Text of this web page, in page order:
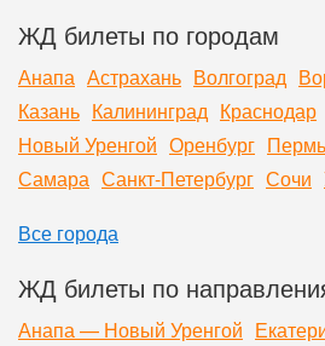
ЖД билеты по городам
Анапа Астрахань Волгоград
Казань Калининград Краснодар
Новый Уренгой Оренбург Пермь
Самара Санкт-Петербург Сочи
Все города
ЖД билеты по
Анапа — Новый Уренгой